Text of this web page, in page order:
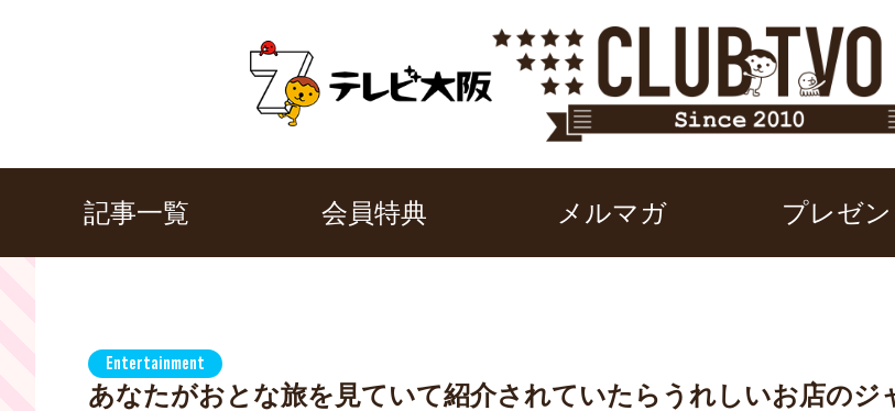
記事一覧 会員特典 メルマガ プレゼン
Entertainment
あなたがおとな旅を見ていて紹介されていたらうれしいお店のジ